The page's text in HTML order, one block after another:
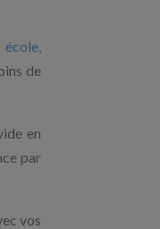
de
en
par
vos